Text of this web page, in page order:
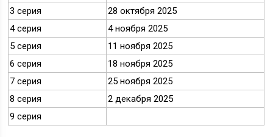
3 серия
28 октября 2025
4 серия
4 ноября 2025
5 серия
11 ноября 2025
6 серия
18 ноября 2025
7 серия
25 ноября 2025
8 серия
2 декабря 2025
9 серия